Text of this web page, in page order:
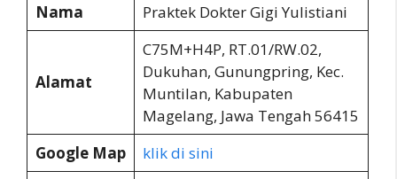
Nama Praktek Dokter Gigi Yulistiani
Alamat
C75M+H4P, RT.01/RW.02,
Dukuhan, Gunungpring, Kec.
Muntilan, Kabupaten
Magelang, Jawa Tengah 56415
Google Map
klik di sini